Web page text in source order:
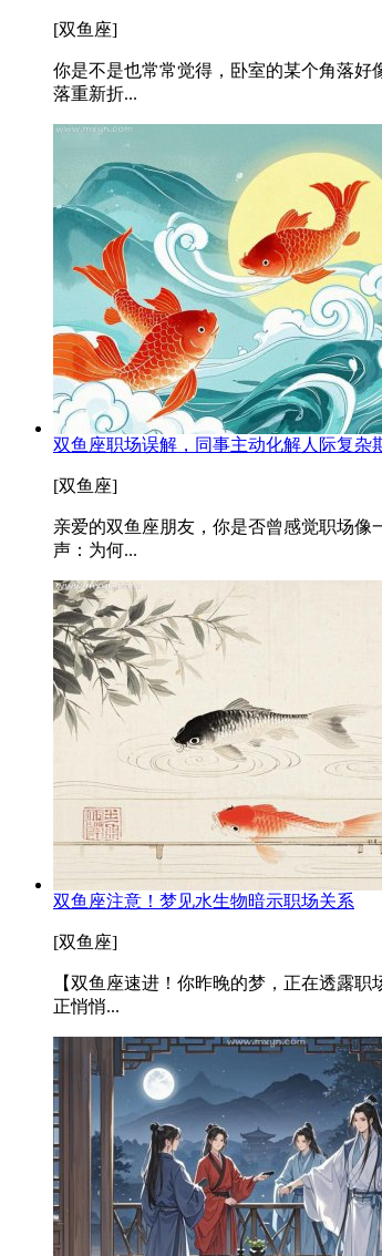
[双鱼座]
你是不是也常常觉得，卧室的某个角落
落重新折...
双鱼座职场误解，同事主动化解人际复杂
[双鱼座]
亲爱的双鱼座朋友，你是否曾感觉职场
声：为何...
双鱼座注意！梦见水生物暗示职场关系
[双鱼座]
【双鱼座速进！你昨晚的梦，正在透露
正悄悄...